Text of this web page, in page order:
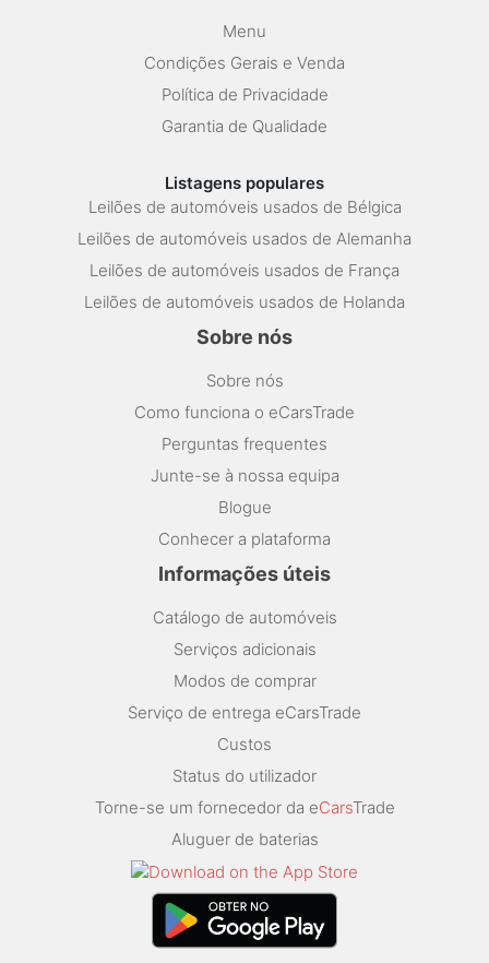
Menu
Condições Gerais e Venda
Política de Privacidade
Garantia de Qualidade
Listagens populares
Leilões de automóveis usados de Bélgica
Leilões de automóveis usados de Alemanha
Leilões de automóveis usados de França
Leilões de automóveis usados de Holanda
Sobre nós
Sobre nós
Como funciona o eCarsTrade
Perguntas frequentes
Junte-se à nossa equipa
Blogue
Conhecer a plataforma
Informações úteis
Catálogo de automóveis
Serviços adicionais
Modos de comprar
Serviço de entrega eCarsTrade
Custos
Status do utilizador
Torne-se um fornecedor da eCarsTrade
Aluguer de baterias